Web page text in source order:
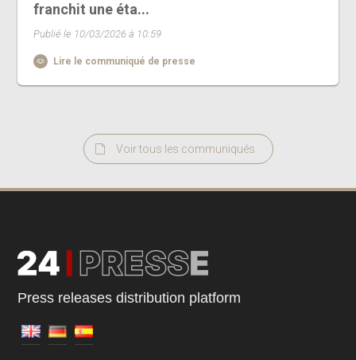
franchit une éta...
Publié le 10/03/2026 à 10:59
Lire le communiqué de presse
Voir tous les communiqués
Press releases distribution platform